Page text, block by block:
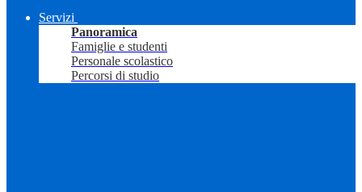
Servizi
Panoramica
Famiglie e studenti
Personale scolastico
Percorsi di studio